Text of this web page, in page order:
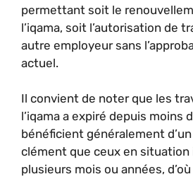
permettant soit le
l’iqama, soit l’autorisation de
autre employeur sans
actuel.
Il convient de noter que les
l’iqama a expiré depuis moins
bénéficient généralement
clément que ceux en situation
plusieurs mois ou années,